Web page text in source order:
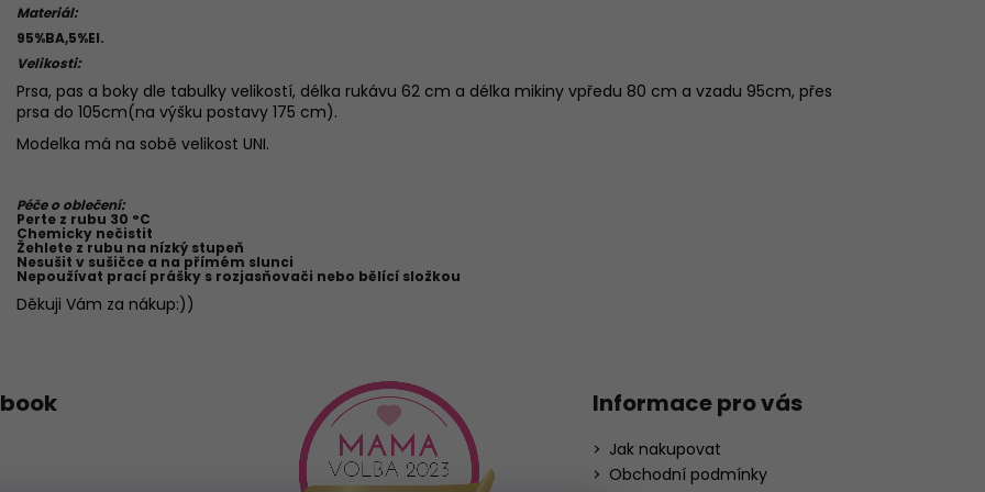
Materiál:
95%BA,5%El.
Velikosti:
Prsa, pas a boky dle tabulky velikostí, délka rukávu 62 cm a délka mikiny vpředu 80 cm a vzadu 95cm, přes
prsa do 105cm(na výšku postavy 175 cm).
Modelka má na sobě velikost UNI.
Péče o oblečení:
Perte z rubu 30 °C
Chemicky nečistit
Žehlete z rubu na nízký stupeň
Nesušit v sušičce a na přímém slunci
Nepoužívat prací prášky s rozjasňovači nebo bělící složkou
Děkuji Vám za nákup:))
Informace pro vás
Jak nakupovat
Obchodní podmínky